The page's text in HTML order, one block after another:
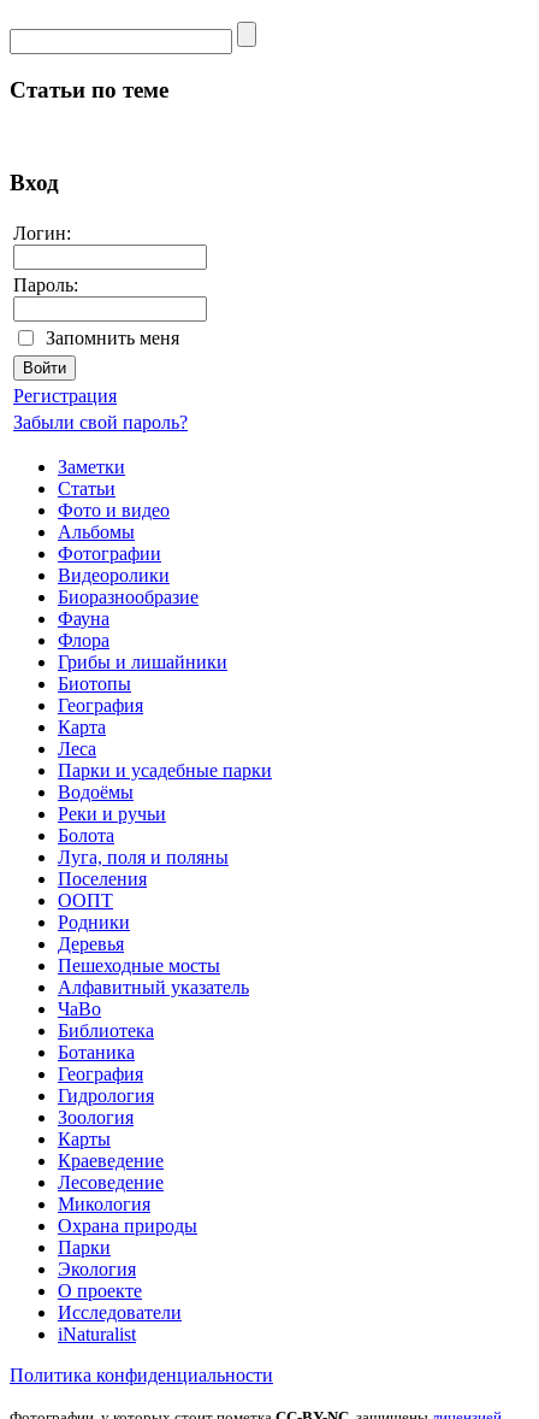
Статьи по теме
Вход
Логин:
Пароль:
Запомнить меня
Регистрация
Забыли свой пароль?
Заметки
Статьи
Фото и видео
Альбомы
Фотографии
Видеоролики
Биоразнообразие
Фауна
Флора
Грибы и лишайники
Биотопы
География
Карта
Леса
Парки и усадебные парки
Водоёмы
Реки и ручьи
Болота
Луга, поля и поляны
Поселения
ООПТ
Родники
Деревья
Пешеходные мосты
Алфавитный указатель
ЧаВо
Библиотека
Ботаника
География
Гидрология
Зоология
Карты
Краеведение
Лесоведение
Микология
Охрана природы
Парки
Экология
О проекте
Исследователи
iNaturalist
Политика конфиденциальности